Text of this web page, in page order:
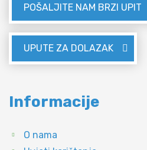
POŠALJITE NAM BRZI UPIT
UPUTE ZA DOLAZAK
Informacije
O nama